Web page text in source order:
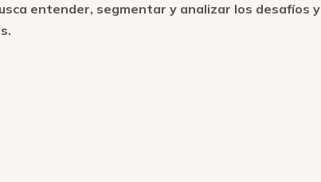
entender, segmentar y analizar los desafíos y